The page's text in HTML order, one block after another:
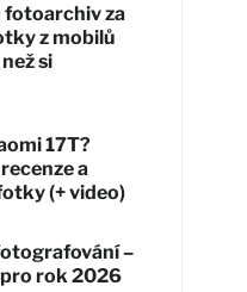
fotoarchiv za
z mobilů
si
17T?
a
(+ video)
–
rok 2026